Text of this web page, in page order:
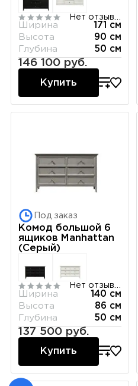
Ширина
171 см
Высота
90 см
Глубина
50 см
146 100 руб.
Купить
Под заказ
Комод большой 6
ящиков Manhattan
(Серый)
Ширина
140 см
Высота
86 см
Глубина
50 см
137 500 руб.
Купить